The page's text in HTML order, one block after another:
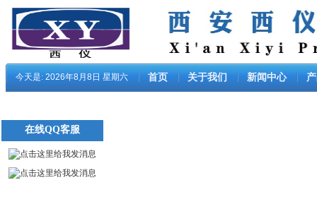
今天是: 2026年8月8日 星期六 首页 关于我们 新闻中心
在线QQ客服